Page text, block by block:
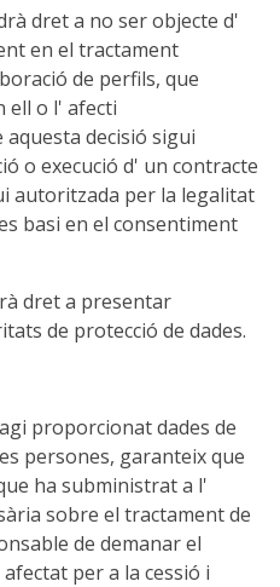
dret a no ser objecte d'
en el tractament
de perfils, que
ell o l' afecti
decisió sigui
o execució d' un contracte
autoritzada per la legalitat
basi en el consentiment
dret a presentar
de protecció de dades.
proporcionat dades de
persones, garanteix que
ha subministrat a l'
sobre el tractament de
de demanar el
per a la cessió i